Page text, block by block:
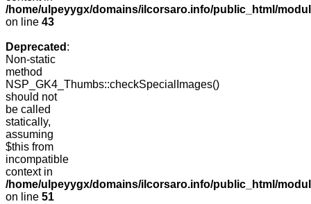
/home/ulpeyygx/domains/ilcorsaro.info/public_html/
on line 43
Deprecated :
Non-static
method
NSP_GK4_Thumbs::checkSpecialImages()
should not
be called
statically,
assuming
$this from
incompatible
context in
/home/ulpeyygx/domains/ilcorsaro.info/public_html/
on line 51